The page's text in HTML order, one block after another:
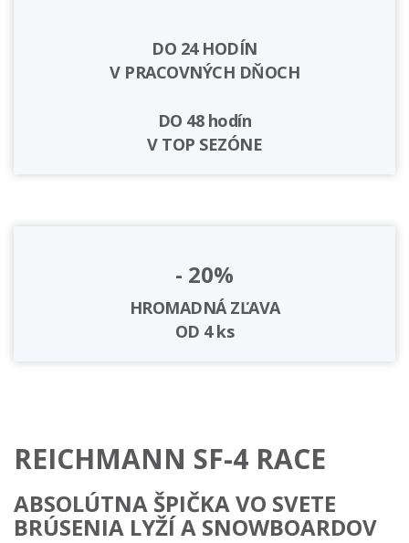
DO 24 HODÍN
V PRACOVNÝCH DŇOCH
DO 48 hodín
V TOP SEZÓNE
- 20%
HROMADNÁ ZĽAVA
OD 4 ks
REICHMANN SF-4 RACE
ABSOLÚTNA ŠPIČKA VO SVETE
BRÚSENIA LYŽÍ A SNOWBOARDOV